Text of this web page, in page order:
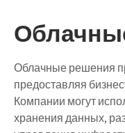
Облачные решения
предоставляя
Компании могут
хранения данных,